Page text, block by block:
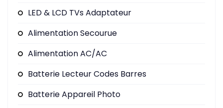
LED & LCD TVs Adaptateur
Alimentation Secourue
Alimentation AC/AC
Batterie Lecteur Codes Barres
Batterie Appareil Photo